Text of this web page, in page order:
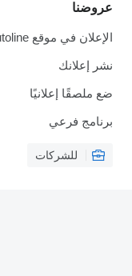
عروضنا
الإعلان في موقع Autoline.
نشر إعلانك
ضع ملصقًا إعلانيًا
برنامج فرعي
للشركات